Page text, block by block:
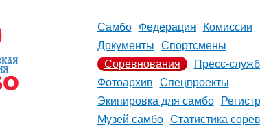
Самбо Федерация
Комиссии
Документы
Спортсмены
Соревнования
Пресс-
Фотоархив
Спецпроекты
Экипировка для самбо
Музей самбо
Статистика